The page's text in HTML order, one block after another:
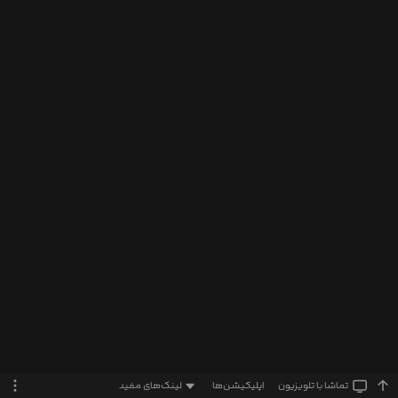
تماشا‌ با تلویزیون اپلیکیشن‌ها لینک‌های مفید